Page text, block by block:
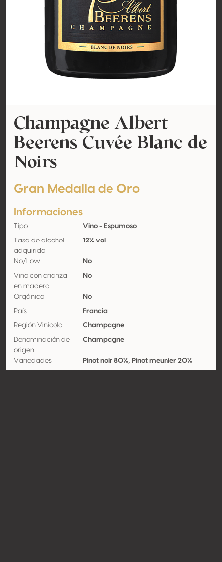
Champagne Albert
Beerens Cuvée Blanc de
Noirs
Gran Medalla de Oro
Informaciones
Tipo Vino - Espumoso
Tasa de alcohol
adquirido
12% vol
No/Low No
Vino con crianza
en madera
No
Orgánico No
País Francia
Región Vinícola Champagne
Denominación de
origen
Champagne
Variedades Pinot noir 80%, Pinot meunier 20%